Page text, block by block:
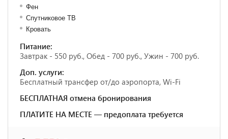
Фен
Спутниковое ТВ
Кровать
Питание:
Завтрак - 550 руб., Обед - 700 руб., Ужин - 700 руб.
Доп. услуги:
Бесплатный трансфер от/до аэропорта, Wi-Fi
БЕСПЛАТНАЯ отмена бронирования
ПЛАТИТЕ НА МЕСТЕ — предоплата требуется